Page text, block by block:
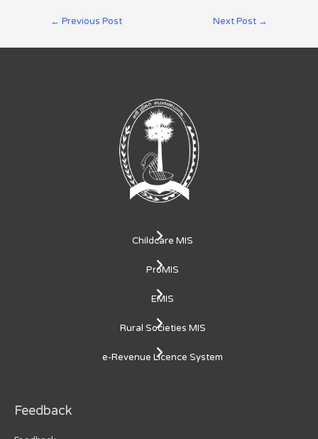
← Previous Post Next Post →
Childcare MIS
ProMIS
EMIS
Rural Societies MIS
e-Revenue Licence System
Feedback